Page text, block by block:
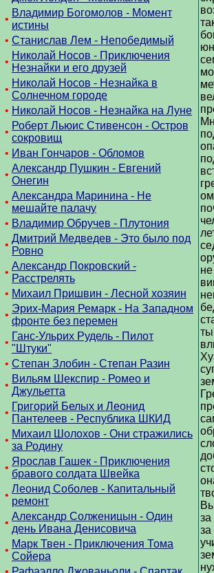
•
Владимир Богомолов - Момент
истины
• Станислав Лем - Непобедимый
•
Николай Носов - Приключения
Незнайки и его друзей
•
Николай Носов - Незнайка в
Солнечном городе
• Николай Носов - Незнайка на Луне
•
Роберт Льюис Стивенсон - Остров
сокровищ
• Иван Гончаров - Обломов
•
Александр Пушкин - Евгений
Онегин
•
Александра Маринина - Не
мешайте палачу
• Владимир Обручев - Плутония
•
Дмитрий Медведев - Это было под
Ровно
•
Александр Покровский -
Расстрелять
• Михаил Пришвин - Лесной хозяин
•
Эрих-Мария Ремарк - На Западном
фронте без перемен
•
Ганс-Ульрих Рудель - Пилот
"Штуки"
• Степан Злобин - Степан Разин
•
Вильям Шекспир - Ромео и
Джульетта
•
Григорий Белых и Леонид
Пантелеев - Республика ШКИД
•
Михаил Шолохов - Они стражились
за Родину
•
Ярослав Гашек - Приключения
бравого солдата Швейка
•
Леонид Соболев - Капитальный
ремонт
•
Александр Солженицын - Один
день Ивана Денисовича
•
Марк Твен - Приключения Тома
Сойера